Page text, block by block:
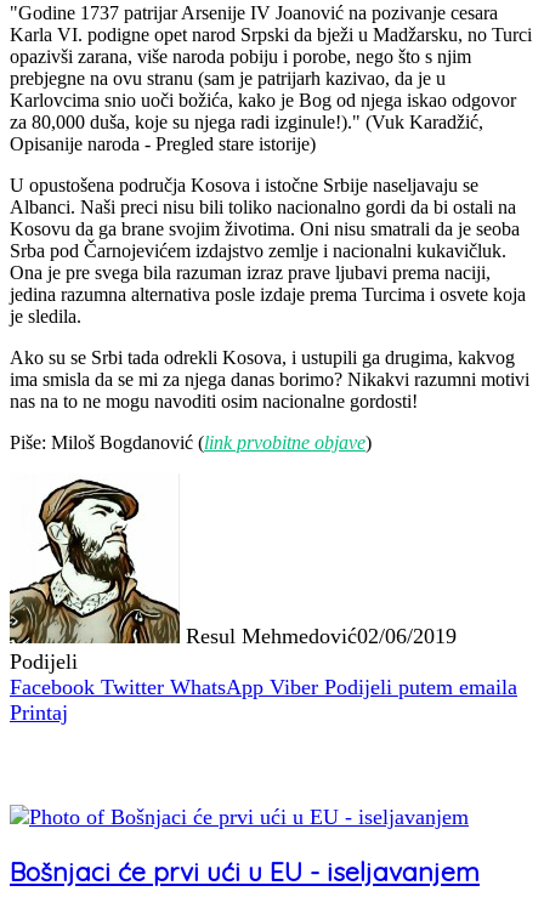
"Godine 1737 patrijar Arsenije IV Joanović na pozivanje cesara
Karla VI. podigne opet narod Srpski da bježi u Madžarsku, no Turci
opazivši zarana, više naroda pobiju i porobe, nego što s njim
prebjegne na ovu stranu (sam je patrijarh kazivao, da je u
Karlovcima snio uoči božića, kako je Bog od njega iskao odgovor
za 80,000 duša, koje su njega radi izginule!)." (Vuk Karadžić,
Opisanije naroda - Pregled stare istorije)
U opustošena područja Kosova i istočne Srbije naseljavaju se
Albanci. Naši preci nisu bili toliko nacionalno gordi da bi ostali na
Kosovu da ga brane svojim životima. Oni nisu smatrali da je seoba
Srba pod Čarnojevićem izdajstvo zemlje i nacionalni kukavičluk.
Ona je pre svega bila razuman izraz prave ljubavi prema naciji,
jedina razumna alternativa posle izdaje prema Turcima i osvete koja
je sledila.
Ako su se Srbi tada odrekli Kosova, i ustupili ga drugima, kakvog
ima smisla da se mi za njega danas borimo? Nikakvi razumni motivi
nas na to ne mogu navoditi osim nacionalne gordosti!
Piše: Miloš Bogdanović (link prvobitne objave)
Resul Mehmedović02/06/2019
Podijeli
Facebook Twitter WhatsApp Viber Podijeli putem emaila
Printaj
Bošnjaci će prvi ući u EU - iseljavanjem